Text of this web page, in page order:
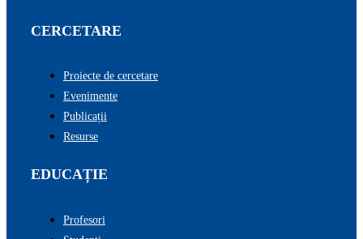
CERCETARE
Proiecte de cercetare
Evenimente
Publicații
Resurse
EDUCAȚIE
Profesori